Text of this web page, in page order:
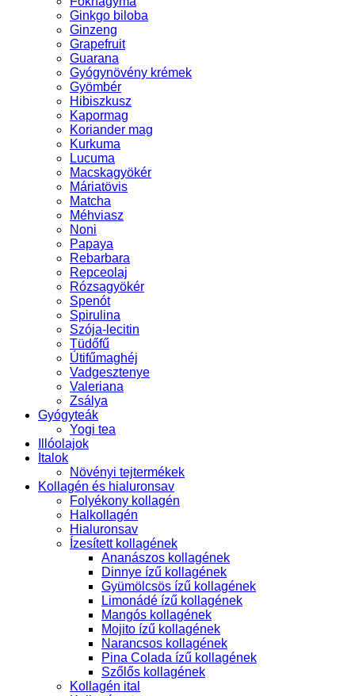
Ginkgo biloba
Ginzeng
Grapefruit
Guarana
Gyógynövény krémek
Gyömbér
Hibiszkusz
Kapormag
Koriander mag
Kurkuma
Lucuma
Macskagyökér
Máriatövis
Matcha
Méhviasz
Noni
Papaya
Rebarbara
Repceolaj
Rózsagyökér
Spenót
Spirulina
Szója-lecitin
Tüdőfű
Útifűmaghéj
Vadgesztenye
Valeriana
Zsálya
Gyógyteák
Yogi tea
Illóolajok
Italok
Növényi tejtermékek
Kollagén és hialuronsav
Folyékony kollagén
Halkollagén
Hialuronsav
Ízesített kollagének
Ananászos kollagének
Dinnye ízű kollagének
Gyümölcsös ízű kollagének
Limonádé ízű kollagének
Mangós kollagének
Mojito ízű kollagének
Narancsos kollagének
Pina Colada ízű kollagének
Szőlős kollagének
Kollagén ital